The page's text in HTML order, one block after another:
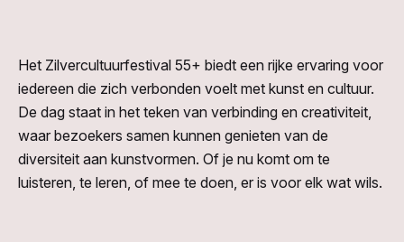
Het Zilvercultuurfestival 55+ biedt een rijke ervaring voor
iedereen die zich verbonden voelt met kunst en cultuur.
De dag staat in het teken van verbinding en creativiteit,
waar bezoekers samen kunnen genieten van de
diversiteit aan kunstvormen. Of je nu komt om te
luisteren, te leren, of mee te doen, er is voor elk wat wils.